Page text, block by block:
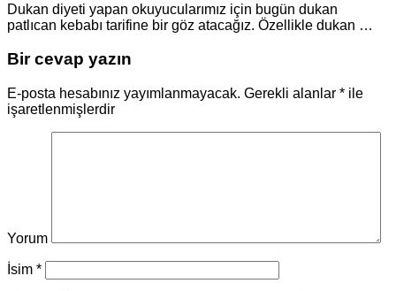
Dukan diyeti yapan okuyucularımız için bugün dukan
patlıcan kebabı tarifine bir göz atacağız. Özellikle dukan …
Bir cevap yazın
E-posta hesabınız yayımlanmayacak. Gerekli alanlar * ile
işaretlenmişlerdir
Yorum
İsim *